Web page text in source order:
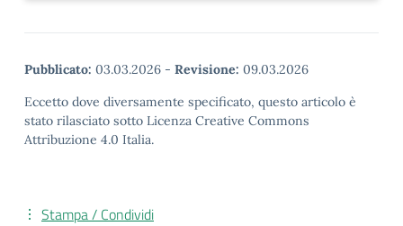
Pubblicato: 03.03.2026 - Revisione: 09.03.2026
Eccetto dove diversamente specificato, questo articolo è
stato rilasciato sotto Licenza Creative Commons
Attribuzione 4.0 Italia.
Stampa / Condividi